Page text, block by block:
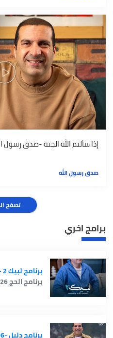
إذا سألتم الله الجنة -صدق رسول
صدق رسول الله
تصفح
برامج اخري
برنامج لبيك 2 -2026
برنامج الحج 2026
برنامج دليل -2026